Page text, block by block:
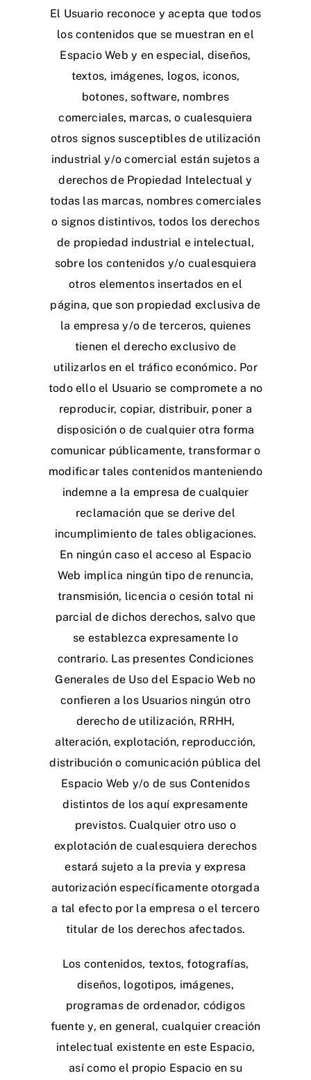
El Usuario reconoce y acepta que todos
los contenidos que se muestran en el
Espacio Web y en especial, diseños,
textos, imágenes, logos, iconos,
botones, software, nombres
comerciales, marcas, o cualesquiera
otros signos susceptibles de utilización
industrial y/o comercial están sujetos a
derechos de Propiedad Intelectual y
todas las marcas, nombres comerciales
o signos distintivos, todos los derechos
de propiedad industrial e intelectual,
sobre los contenidos y/o cualesquiera
otros elementos insertados en el
página, que son propiedad exclusiva de
la empresa y/o de terceros, quienes
tienen el derecho exclusivo de
utilizarlos en el tráfico económico. Por
todo ello el Usuario se compromete a no
reproducir, copiar, distribuir, poner a
disposición o de cualquier otra forma
comunicar públicamente, transformar o
modificar tales contenidos manteniendo
indemne a la empresa de cualquier
reclamación que se derive del
incumplimiento de tales obligaciones.
En ningún caso el acceso al Espacio
Web implica ningún tipo de renuncia,
transmisión, licencia o cesión total ni
parcial de dichos derechos, salvo que
se establezca expresamente lo
contrario. Las presentes Condiciones
Generales de Uso del Espacio Web no
confieren a los Usuarios ningún otro
derecho de utilización, RRHH,
alteración, explotación, reproducción,
distribución o comunicación pública del
Espacio Web y/o de sus Contenidos
distintos de los aquí expresamente
previstos. Cualquier otro uso o
explotación de cualesquiera derechos
estará sujeto a la previa y expresa
autorización específicamente otorgada
a tal efecto por la empresa o el tercero
titular de los derechos afectados.
Los contenidos, textos, fotografías,
diseños, logotipos, imágenes,
programas de ordenador, códigos
fuente y, en general, cualquier creación
intelectual existente en este Espacio,
así como el propio Espacio en su